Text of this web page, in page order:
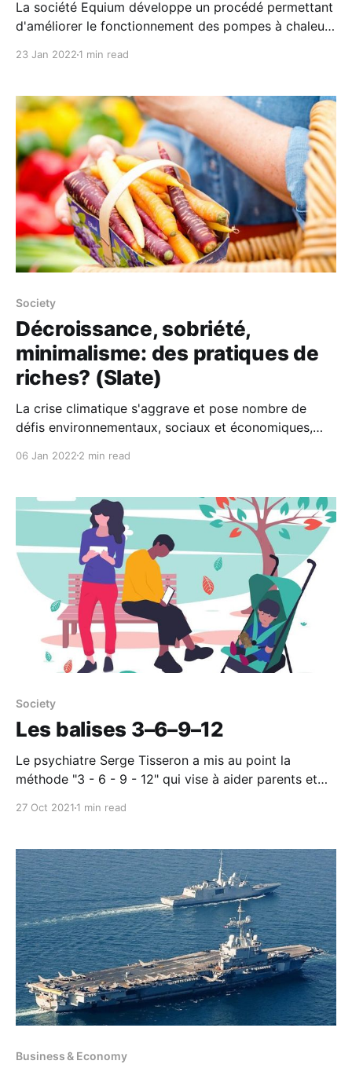
La société Equium développe un procédé permettant
d'améliorer le fonctionnement des pompes à chaleur
réfrigérants polluants ainsi que de certaines parties
mobiles dans les PAC. Si le projet
23 Jan 2022 1 min read
Society
Décroissance, sobriété,
minimalisme: des pratiques de
riches? (Slate)
La crise climatique s'aggrave et pose nombre de
défis environnementaux, sociaux et économiques,
l'environnement en tête de leurs préoccupations.
crise sanitaire semble avoir accentué le phénomène,
venant développer la
06 Jan 2022 2 min read
Society
Les balises 3–6–9–12
Le psychiatre Serge Tisseron a mis au point la
méthode "3 - 6 - 9 - 12" qui vise à aider parents et
les étapes
27 Oct 2021 1 min read
Business & Economy